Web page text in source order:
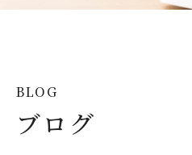
BLOG
ブログ